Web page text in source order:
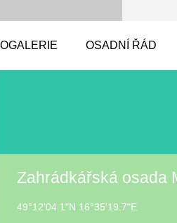
OSADNÍ ŘÁD
Zahrádkářská osada
49°12'04.1"N 16°35'19.7"E